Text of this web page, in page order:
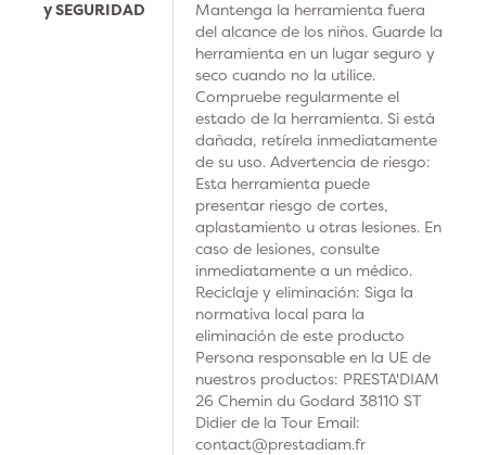
y SEGURIDAD
Mantenga la herramienta fuera
del alcance de los niños. Guarde la
herramienta en un lugar seguro y
seco cuando no la utilice.
Compruebe regularmente el
estado de la herramienta. Si está
dañada, retírela inmediatamente
de su uso. Advertencia de riesgo:
Esta herramienta puede
presentar riesgo de cortes,
aplastamiento u otras lesiones. En
caso de lesiones, consulte
inmediatamente a un médico.
Reciclaje y eliminación: Siga la
normativa local para la
eliminación de este producto
Persona responsable en la UE de
nuestros productos: PRESTA'DIAM
26 Chemin du Godard 38110 ST
Didier de la Tour Email:
contact@prestadiam.fr